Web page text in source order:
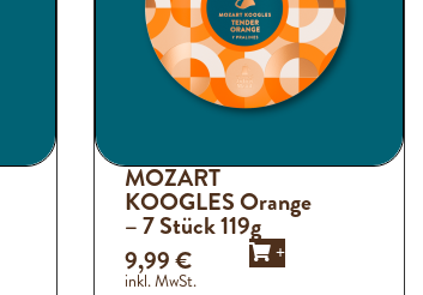
MOZART
KOOGLES Orange
– 7 Stück 119g
+
9,99€
inkl. MwSt.